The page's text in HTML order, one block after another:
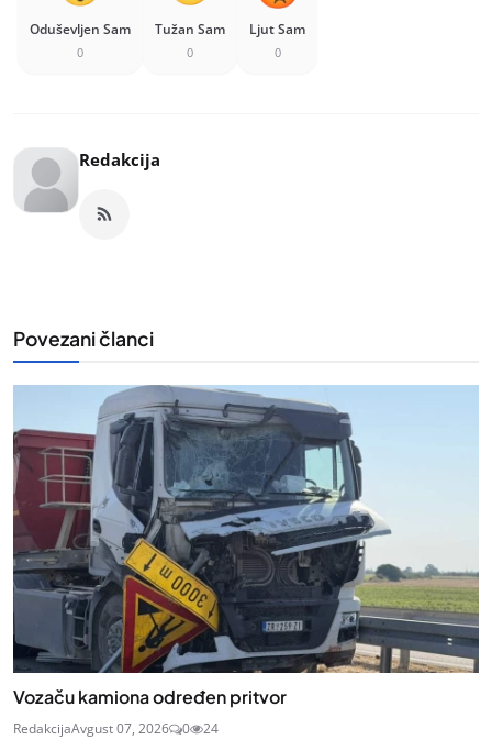
Oduševljen Sam
0
Tužan Sam
0
Ljut Sam
0
Redakcija
Povezani članci
Vozaču kamiona određen pritvor
RedakcijaAvgust 07, 2026 0 24